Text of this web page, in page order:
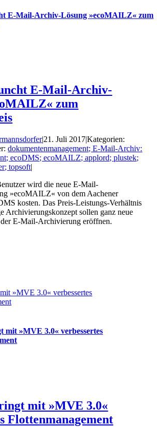
E-Mail-Archiv-Lösung »ecoMAILZ« zum
E-Mail-Archiv-
zum
|21. Juli 2017|Kategorien:
dokumentenmanagement; E-Mail-Archiv:
ecoDMS; ecoMAILZ; applord; plustek;
topsoft|
wird die neue E-Mail-
»ecoMAILZ« von dem Aachener
kosten. Das Preis-Leistungs-Verhältnis
Archivierungskonzept sollen ganz neue
E-Mail-Archivierung eröffnen.
»MVE 3.0« verbessertes
mit »MVE 3.0« verbessertes
mit »MVE 3.0«
Flottenmanagement